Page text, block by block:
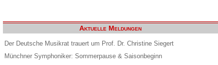
Aktuelle Meldungen
Der Deutsche Musikrat trauert um Prof. Dr. Christine Siegert
Münchner Symphoniker: Sommerpause & Saisonbeginn